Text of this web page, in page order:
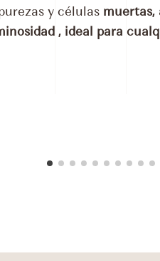
y células muertas,
, ideal para